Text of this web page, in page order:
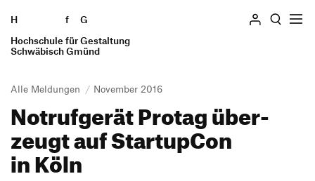
H f
G
Hochschule für Gestaltung
Schwäbisch Gmünd
Zum Seiteninhalt springen
Geschichte
Einrichtungen
Studieren
Studiengänge
Suchen
Alle Meldungen November 2016
Notruf­gerät Protag über­
zeugt auf Star­tupCon
in Köln